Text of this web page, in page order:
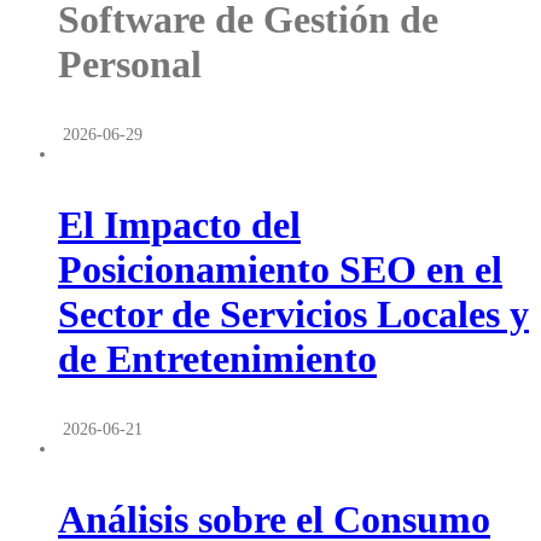
Software de Gestión de
Personal
2026-06-29
El Impacto del
Posicionamiento SEO en el
Sector de Servicios Locales y
de Entretenimiento
2026-06-21
Análisis sobre el Consumo